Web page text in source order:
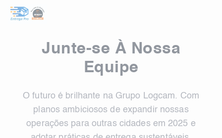
Junte-se À Nossa
Equipe
O futuro é brilhante na Grupo Logcam. Com
planos ambiciosos de expandir nossas
operações para outras cidades em 2025 e